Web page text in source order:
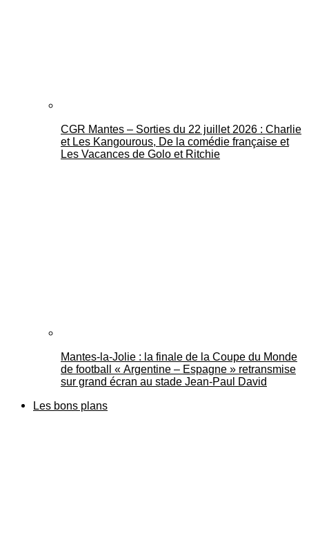
CGR Mantes – Sorties du 22 juillet 2026 : Charlie
et Les Kangourous, De la comédie française et
Les Vacances de Golo et Ritchie
Mantes-la-Jolie : la finale de la Coupe du Monde
de football « Argentine – Espagne » retransmise
sur grand écran au stade Jean-Paul David
Les bons plans